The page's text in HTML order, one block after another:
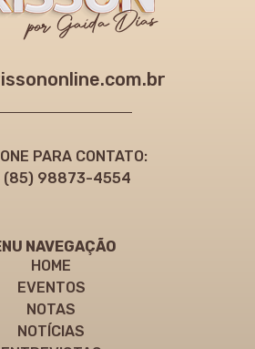
PARA CONTATO:
(85) 98873-4554
NAVEGAÇÃO
HOME
EVENTOS
NOTAS
NOTÍCIAS